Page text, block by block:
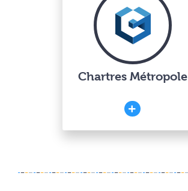
Chartres Métropole